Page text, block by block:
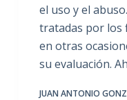
el uso y el
tratadas por los
en otras
su evaluación.
JUAN ANTONIO